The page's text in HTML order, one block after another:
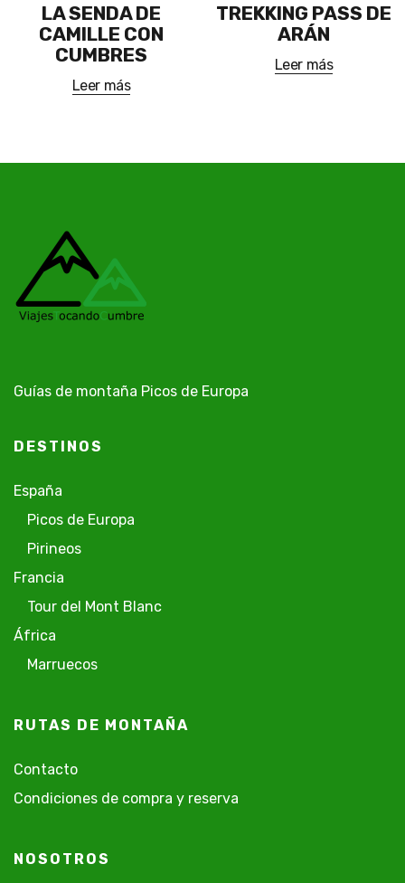
LA SENDA DE
CAMILLE CON
CUMBRES
Leer más
TREKKING PASS DE
ARÁN
Leer más
Guías de montaña Picos de Europa
DESTINOS
España
Picos de Europa
Pirineos
Francia
Tour del Mont Blanc
África
Marruecos
RUTAS DE MONTAÑA
Contacto
Condiciones de compra y reserva
NOSOTROS